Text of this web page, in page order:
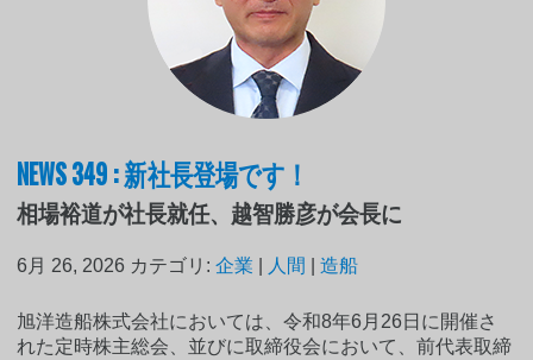
NEWS 349 : 新社長登場です！
相場裕道が社長就任、越智勝彦が会長に
6月 26, 2026 カテゴリ:企業 人間 |造船
旭洋造船株式会社においては、令和8年6月26日に開催さ
れた定時株主総会、並びに取締役会において、前代表取締